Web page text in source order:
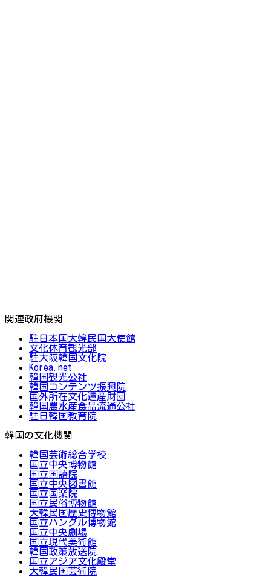
関連政府機関
駐日本国大韓民国大使館
文化体育観光部
駐大阪韓国文化院
Korea.net
韓国観光公社
韓国コンテンツ振興院
国外所在文化遺産財団
韓国農水産食品流通公社
駐日韓国教育院
韓国の文化機関
韓国芸術総合学校
国立中央博物館
国立国語院
国立中央図書館
国立国楽院
国立民俗博物館
大韓民国歴史博物館
国立ハングル博物館
国立中央劇場
国立現代美術館
韓国政策放送院
国立アジア文化殿堂
大韓民国芸術院